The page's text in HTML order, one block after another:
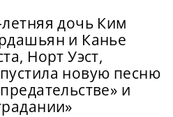
летняя дочь Ким
и Канье
Норт Уэст,
новую песню
и